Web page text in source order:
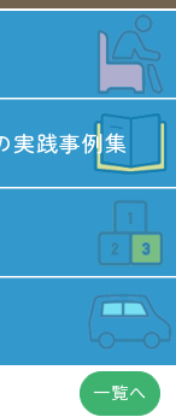
実践事例集
一覧へ